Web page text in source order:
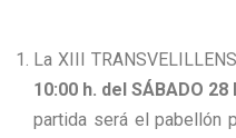
La XIII
10:00 h. del SÁBADO 28
partida será el pabellón